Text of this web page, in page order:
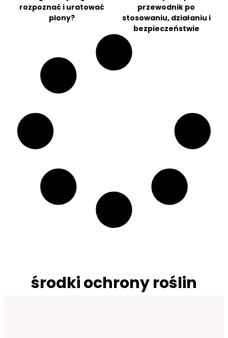
rozpoznać i uratować
plony?
przewodnik po
stosowaniu, działaniu i
bezpieczeństwie
środki ochrony roślin